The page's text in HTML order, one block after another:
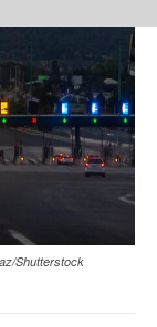
Shutterstock